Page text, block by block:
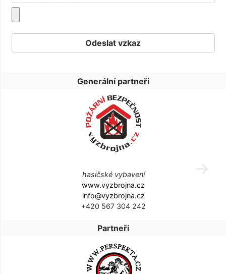
Generální partneři
hasičské vybavení
www.vyzbrojna.cz
info@vyzbrojna.cz
+420 567 304 242
Partneři